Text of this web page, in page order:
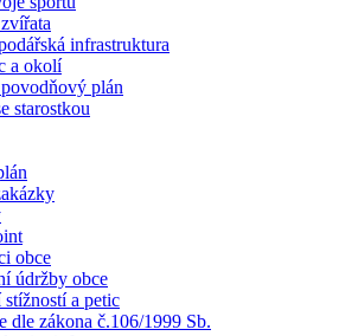
infrastruktura
a okolí
plán
starostkou
obce
údržby obce
stížností a petic
dle zákona č.106/1999 Sb.